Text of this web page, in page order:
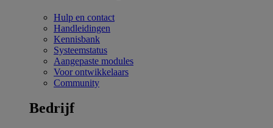
Hulp en contact
Handleidingen
Kennisbank
Systeemstatus
Aangepaste modules
Voor ontwikkelaars
Community
Bedrijf